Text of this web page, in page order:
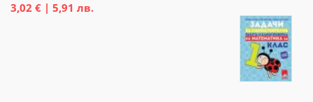
3,02 € | 5,91 лв.